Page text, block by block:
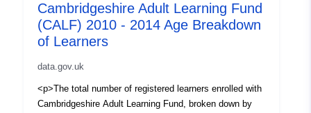
Cambridgeshire Adult Learning Fund
(CALF) 2010 - 2014 Age Breakdown
of Learners
data.gov.uk
<p>The total number of registered learners enrolled with
Cambridgeshire Adult Learning Fund, broken down by